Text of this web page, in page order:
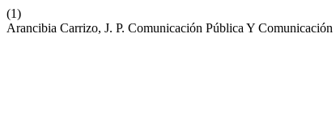
(1)
Arancibia Carrizo, J. P. Comunicación Pública Y